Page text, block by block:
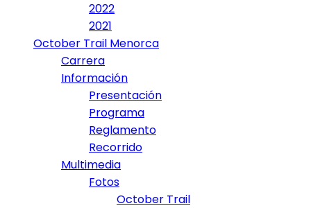
2022
2021
October Trail Menorca
Carrera
Información
Presentación
Programa
Reglamento
Recorrido
Multimedia
Fotos
October Trail